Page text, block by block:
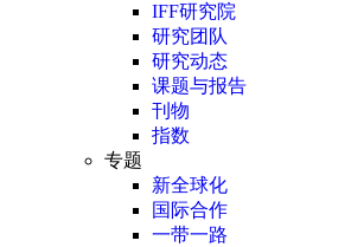
IFF研究院
研究团队
研究动态
课题与报告
刊物
指数
专题
新全球化
国际合作
一带一路